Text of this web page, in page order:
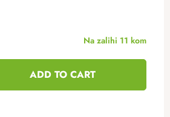
Na zalihi 11 kom
ADD TO CART